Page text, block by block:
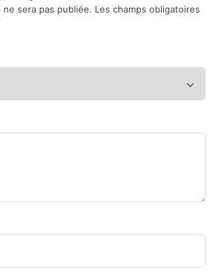
sera pas publiée. Les champs obligatoires